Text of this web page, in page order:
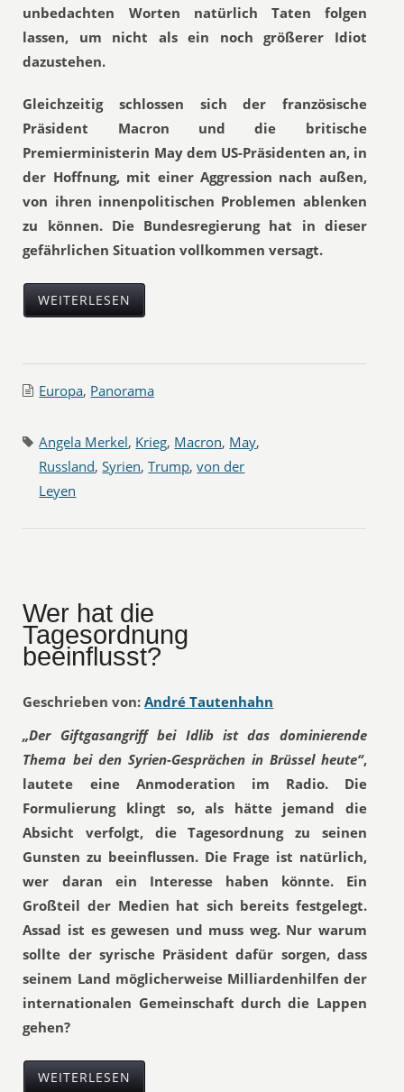
unbedachten Worten natürlich Taten folgen
lassen, um nicht als ein noch größerer Idiot
dazustehen.
Gleichzeitig schlossen sich der französische
Präsident Macron und die britische
Premierministerin May dem US-Präsidenten an, in
der Hoffnung, mit einer Aggression nach außen,
von ihren innenpolitischen Problemen ablenken
zu können. Die Bundesregierung hat in dieser
gefährlichen Situation vollkommen versagt.
WEITERLESEN
Europa, Panorama
Angela Merkel, Krieg, Macron, May,
Russland,Syrien,Trump,von der
Leyen
Wer hat die
Tagesordnung
beeinflusst?
Geschrieben von: André Tautenhahn
„Der Giftgasangriff bei Idlib ist das dominierende
Thema bei den Syrien-Gesprächen in Brüssel heute“,
lautete eine Anmoderation im Radio. Die
Formulierung klingt so, als hätte jemand die
Absicht verfolgt, die Tagesordnung zu seinen
Gunsten zu beeinflussen. Die Frage ist natürlich,
wer daran ein Interesse haben könnte. Ein
Großteil der Medien hat sich bereits festgelegt.
Assad ist es gewesen und muss weg. Nur warum
sollte der syrische Präsident dafür sorgen, dass
seinem Land möglicherweise Milliardenhilfen der
internationalen Gemeinschaft durch die Lappen
gehen?
WEITERLESEN